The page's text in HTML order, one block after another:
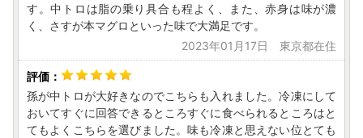
す。中トロは脂の乗り具合も程よく、また、赤身は味が濃
く、さすが本マグロといった味で大満足です。
2023年01月17日 東京都在住
孫が中トロが大好きなのでこちらも入れました。冷凍にして
おいてすぐに回答できるところすぐに食べられるところはと
てもよくこちらを選びました。味も冷凍と思えない位とても